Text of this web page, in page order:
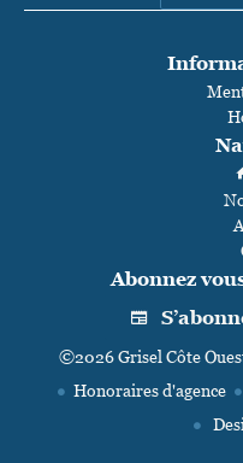
Abonnez
©2026 Grisel Côte
Honoraires d'agence